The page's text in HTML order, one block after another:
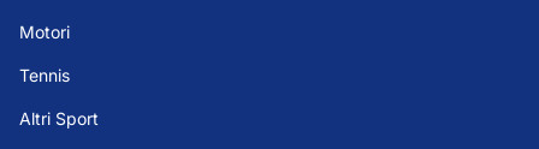
Motori
Tennis
Altri Sport